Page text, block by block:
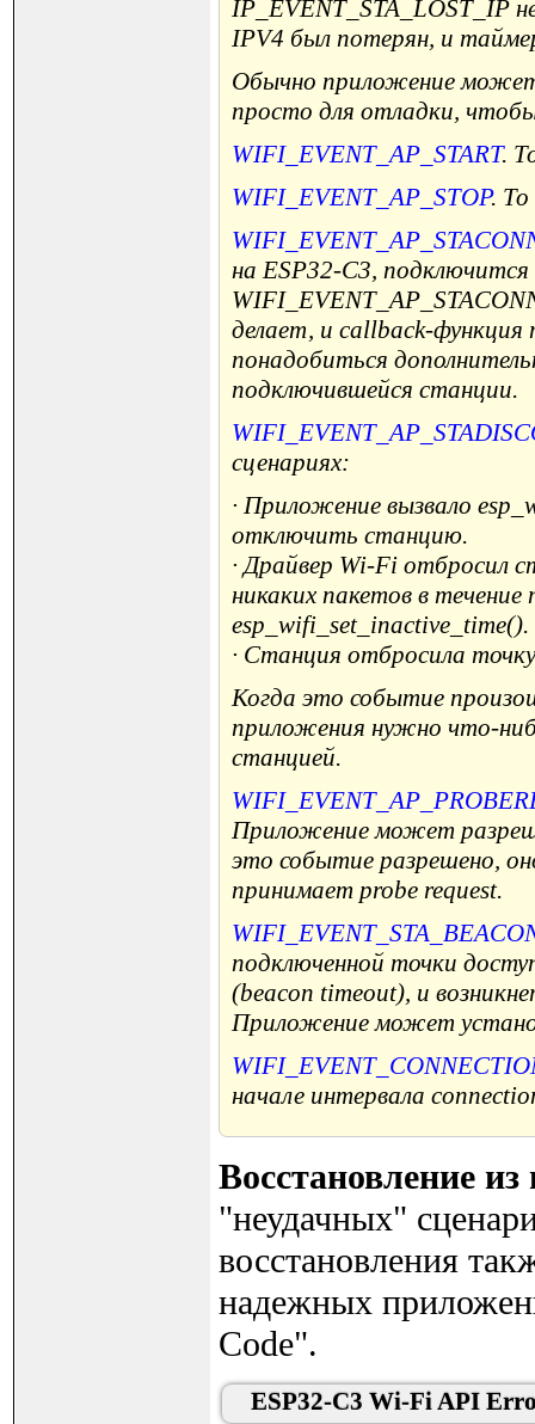
IP_EVENT_STA_LOST_IP
IPV4 был потерян, и
Обычно приложение
просто для отладки,
WIFI_EVENT_AP_START.
WIFI_EVENT_AP_STOP.
на ESP32-C3,
делает, и callback-
понадобиться
подключившейся станции.
сценариях:
· Приложение вызвало
отключить станцию.
· Драйвер Wi-Fi отбросил
никаких пакетов в
esp_wifi_set_inactive_time().
· Станция отбросила
Когда это событие
приложения нужно что-
станцией.
Приложение может
это событие разрешено,
принимает probe request.
подключенной точки
(beacon timeout), и
Приложение может
начале интервала
Восстановление
"неудачных"
восстановления
надежных
Code".
ESP32-C3 Wi-Fi API